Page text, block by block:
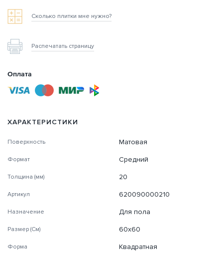
Сколько плитки мне нужно?
Распечатать страницу
Оплата
ХАРАКТЕРИСТИКИ
Поверхность Матовая
Формат Средний
Толщина (мм) 20
Артикул 620090000210
Назначение Для пола
Размер (См) 60х60
Форма Квадратная